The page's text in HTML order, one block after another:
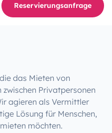
Reservierungsanfrage
das Mieten von
Privatpersonen
agieren als Vermittler
Lösung für Menschen,
möchten.